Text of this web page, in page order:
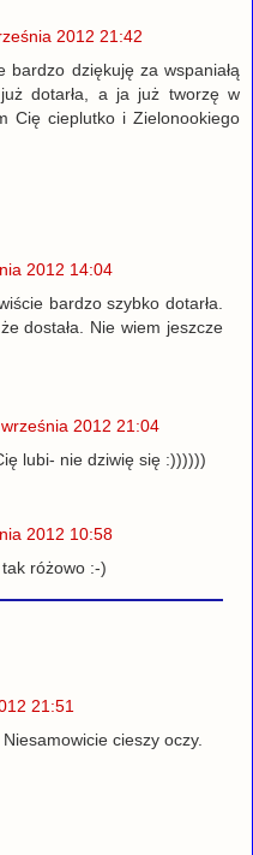
2012 21:42
bardzo dziękuję za wspaniałą
już dotarła, a ja już tworzę w
Cię cieplutko i Zielonookiego
2012 14:04
bardzo szybko dotarła.
dostała. Nie wiem jeszcze
2012 21:04
lubi- nie dziwię się :))))))
2012 10:58
różowo :-)
21:51
cieszy oczy.